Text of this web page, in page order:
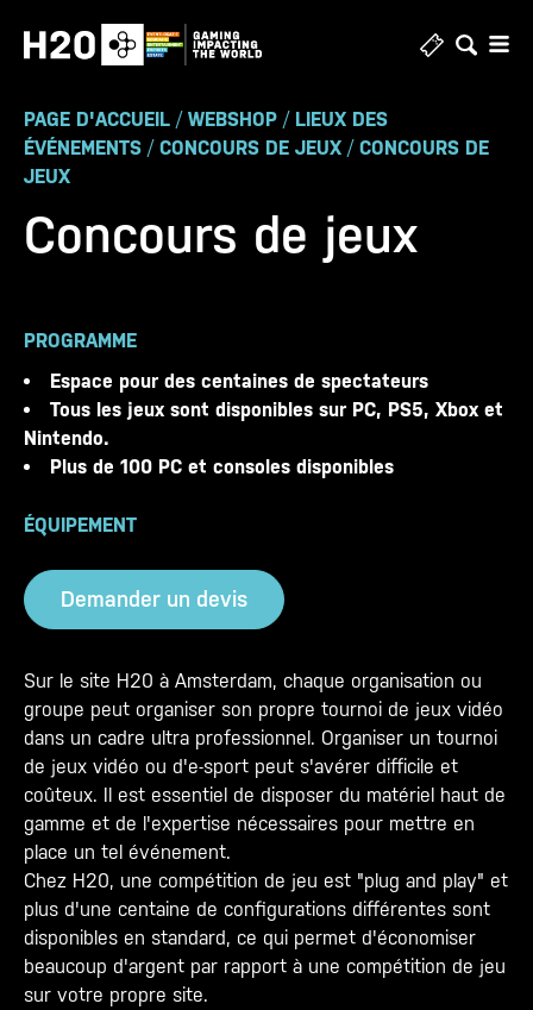
PAGE D'ACCUEIL / WEBSHOP / LIEUX DES
ÉVÉNEMENTS / CONCOURS DE JEUX / CONCOURS DE
JEUX
Concours de jeux
PROGRAMME
Espace pour des centaines de spectateurs
Tous les jeux sont disponibles sur PC, PS5, Xbox et
Nintendo.
Plus de 100 PC et consoles disponibles
ÉQUIPEMENT
Demander un devis
Sur le site H20 à Amsterdam, chaque organisation ou
groupe peut organiser son propre tournoi de jeux vidéo
dans un cadre ultra professionnel. Organiser un tournoi
de jeux vidéo ou d'e-sport peut s'avérer difficile et
coûteux. Il est essentiel de disposer du matériel haut de
gamme et de l'expertise nécessaires pour mettre en
place un tel événement.
Chez H20, une compétition de jeu est "plug and play" et
plus d'une centaine de configurations différentes sont
disponibles en standard, ce qui permet d'économiser
beaucoup d'argent par rapport à une compétition de jeu
sur votre propre site.